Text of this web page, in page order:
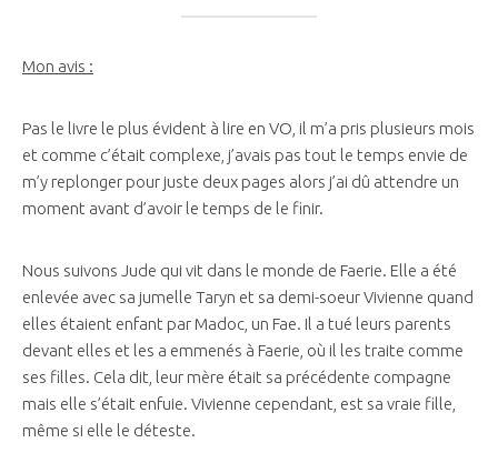
Mon avis :
Pas le livre le plus évident à lire en VO, il m’a pris plusieurs mois
et comme c’était complexe, j’avais pas tout le temps envie de
m’y replonger pour juste deux pages alors j’ai dû attendre un
moment avant d’avoir le temps de le finir.
Nous suivons Jude qui vit dans le monde de Faerie. Elle a été
enlevée avec sa jumelle Taryn et sa demi-soeur Vivienne quand
elles étaient enfant par Madoc, un Fae. Il a tué leurs parents
devant elles et les a emmenés à Faerie, où il les traite comme
ses filles. Cela dit, leur mère était sa précédente compagne
mais elle s’était enfuie. Vivienne cependant, est sa vraie fille,
même si elle le déteste.